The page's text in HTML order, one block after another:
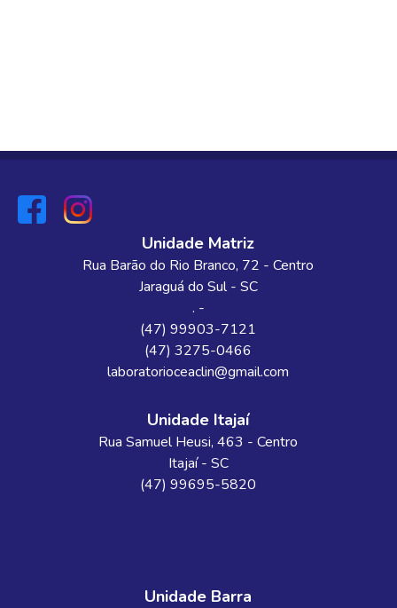
Unidade Matriz
Rua Barão do Rio Branco, 72 - Centro
Jaraguá do Sul- SC
. -
(47) 99903-7121
(47) 3275-0466
laboratorioceaclin@gmail.com
Unidade Itajaí
Rua Samuel Heusi, 463 - Centro
Itajaí- SC
(47) 99695-5820
Unidade Barra